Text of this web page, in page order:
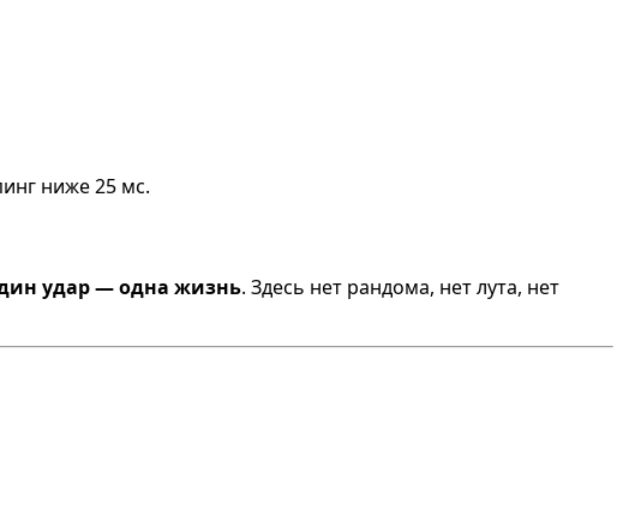
ниже 25 мс.
удар — одна жизнь. Здесь нет рандома, нет лута, нет